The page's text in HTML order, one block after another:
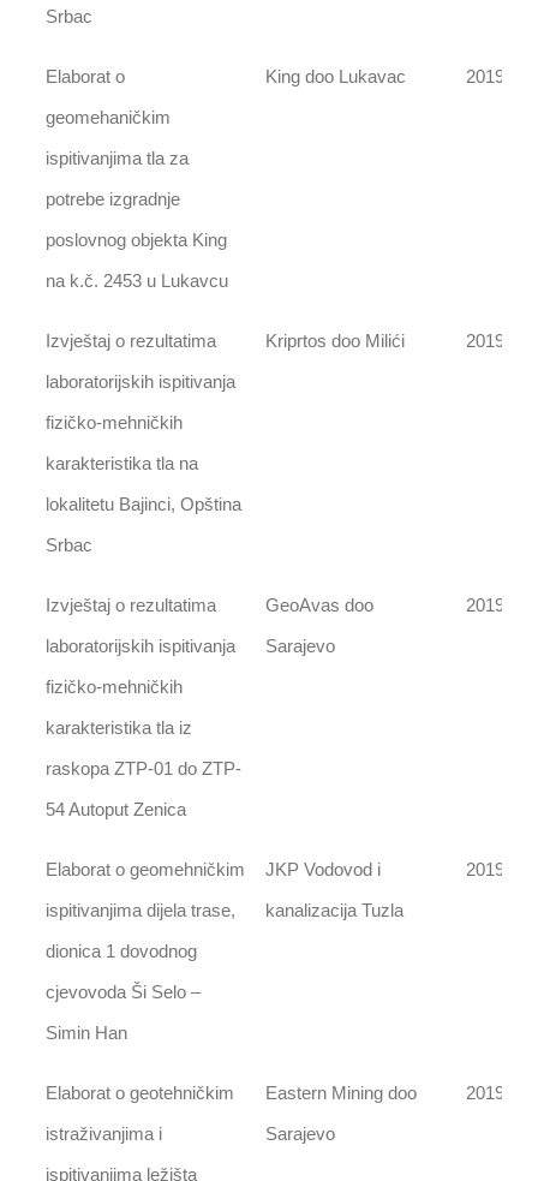
Srbac
Elaborat o
geomehaničkim
ispitivanjima tla za
potrebe izgradnje
poslovnog objekta King
na k.č. 2453 u Lukavcu
King doo Lukavac 2019
Izvještaj o rezultatima
laboratorijskih ispitivanja
fizičko-mehničkih
karakteristika tla na
lokalitetu Bajinci, Opština
Srbac
Kriprtos doo Milići 2019
Izvještaj o rezultatima
laboratorijskih ispitivanja
fizičko-mehničkih
karakteristika tla iz
raskopa ZTP-01 do ZTP-
54 Autoput Zenica
GeoAvas doo
Sarajevo
2019
Elaborat o geomehničkim
ispitivanjima dijela trase,
dionica 1 dovodnog
cjevovoda Ši Selo –
Simin Han
JKP Vodovod i
kanalizacija Tuzla
2019
Elaborat o geotehničkim
istraživanjima i
ispitivanjima ležišta
Eastern Mining doo
Sarajevo
2019